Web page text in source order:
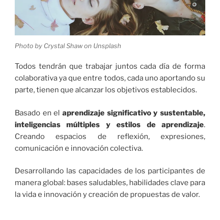
Photo by Crystal Shaw on Unsplash
Todos tendrán que trabajar juntos cada día de forma
colaborativa ya que entre todos, cada uno aportando su
parte, tienen que alcanzar los objetivos establecidos.
Basado en el aprendizaje significativo y sustentable,
inteligencias múltiples y estilos de aprendizaje.
Creando espacios de reflexión, expresiones,
comunicación e innovación colectiva.
Desarrollando las capacidades de los participantes de
manera global: bases saludables, habilidades clave para
la vida e innovación y creación de propuestas de valor.